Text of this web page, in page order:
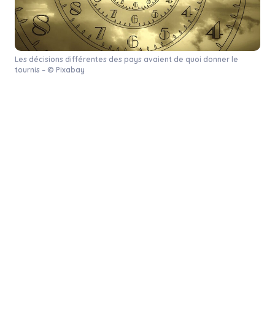
Les décisions différentes des pays avaient de quoi donner le
tournis – © Pixabay